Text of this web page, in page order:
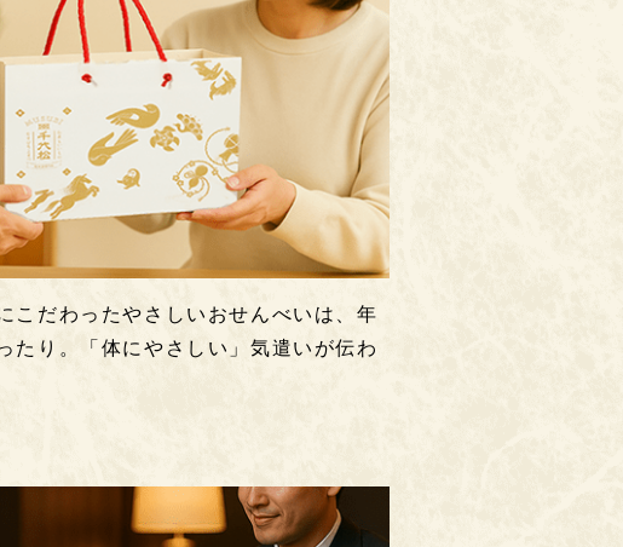
こだわったやさしいおせんべいは、年
たり。「体にやさしい」気遣いが伝わ